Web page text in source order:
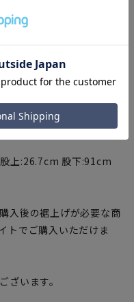
股上:24.5cm 股下:91cm
股上:25cm 股下:91cm
股上:25cm 股下:91cm
股上:25cm 股下:91cm
上:26.7cm 股下:91cm
入後の裾上げが必要な商
トでご購入いただけま
います。